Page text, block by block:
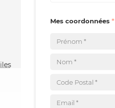
Mes coordonnées